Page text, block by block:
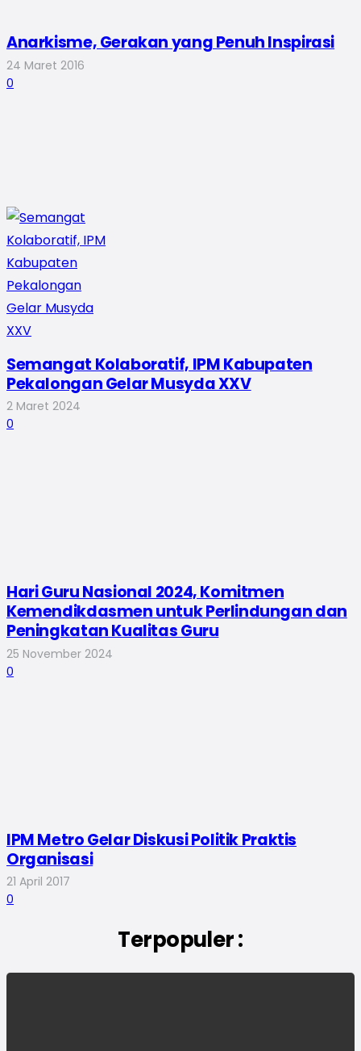
Anarkisme, Gerakan yang Penuh Inspirasi
24 Maret 2016
0
Semangat Kolaboratif, IPM Kabupaten
Pekalongan Gelar Musyda XXV
2 Maret 2024
0
Hari Guru Nasional 2024, Komitmen
Kemendikdasmen untuk Perlindungan dan
Peningkatan Kualitas Guru
25 November 2024
0
IPM Metro Gelar Diskusi Politik Praktis
Organisasi
21 April 2017
0
Terpopuler :